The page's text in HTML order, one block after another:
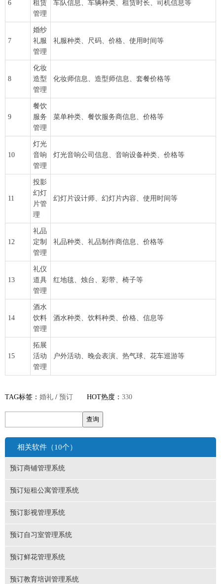
6
租赁
管理
车队信息、车辆种类、租赁时长、司机信息等
7
婚纱
礼服
管理
礼服种类、尺码、价格、使用时间等
8
化妆
造型
管理
化妆师信息、造型师信息、套餐价格等
9
餐饮
服务
管理
菜单种类、餐饮服务商信息、价格等
10
灯光
音响
管理
灯光音响公司信息、音响设备种类、价格等
11
投影
幻灯
片管
理
幻灯片设计师、幻灯片内容、使用时间等
12
礼品
定制
管理
礼品种类、礼品制作商信息、价格等
13
礼仪
道具
管理
红地毯、烛台、彩带、椅子等
14
酒水
饮料
管理
酒水种类、饮料种类、价格、信息等
15
拓展
活动
管理
户外活动、晚会表演、热气球、花车巡游等
TAG标签： 婚礼 / 预订 HOT热度： 330
相关软件（10个）
预订商铺管理系统
预订短租公寓管理系统
预订影视管理系统
预订自习室管理系统
预订鲜花管理系统
预订教育培训管理系统